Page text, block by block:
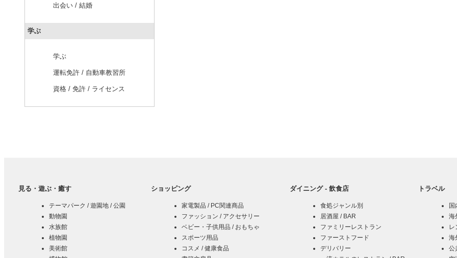
出会い / 結婚
学ぶ
学ぶ
運転免許 / 自動車教習所
資格 / 免許 / ライセンス
見る・遊ぶ・癒す
テーマパーク / 遊園地 / 公園
動物園
水族館
植物園
美術館
ショッピング
家電製品 / PC関連商品
ファッション / アクセサリー
ベビー・子供用品 / おもちゃ
スポーツ用品
コスメ / 健康食品
ダイニング - 飲食店
食処ジャンル別
居酒屋 / BAR
ファミリーレストラン
ファーストフード
デリバリー
トラベル
国
海
レ
海
公